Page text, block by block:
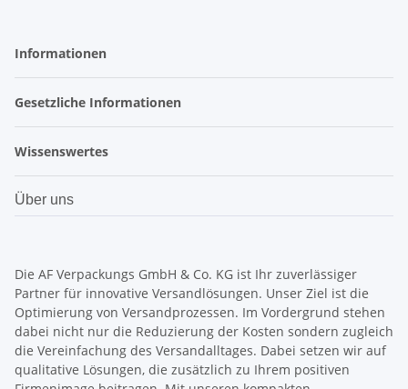
Informationen
Gesetzliche Informationen
Wissenswertes
Über uns
Die AF Verpackungs GmbH & Co. KG ist Ihr zuverlässiger
Partner für innovative Versandlösungen. Unser Ziel ist die
Optimierung von Versandprozessen. Im Vordergrund stehen
dabei nicht nur die Reduzierung der Kosten sondern zugleich
die Vereinfachung des Versandalltages. Dabei setzen wir auf
qualitative Lösungen, die zusätzlich zu Ihrem positiven